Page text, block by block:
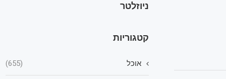
ניוזלטר
קטגוריות
אוכל (655)